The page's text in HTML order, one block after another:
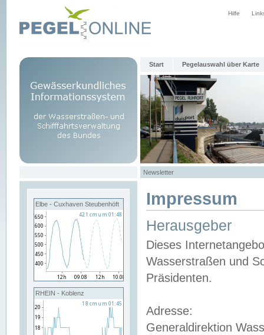
Hilfe
Start Pegelauswahl über Karte
Newsletter
Elbe - Cuxhaven Steubenhöft
RHEIN - Koblenz
Impressum
Herausgeber
Dieses
Wasserstraßen und
Präsidenten.
Adresse:
Generaldirektion